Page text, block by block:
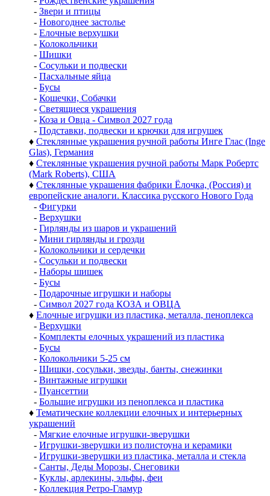
- Звери и птицы
- Новогоднее застолье
- Елочные верхушки
- Колокольчики
- Шишки
- Сосульки и подвески
- Пасхальные яйца
- Бусы
- Кошечки, Собачки
- Светящиеся украшения
- Коза и Овца - Символ 2027 года
- Подставки, подвески и крючки для игрушек
♦ Стеклянные украшения ручной работы Инге Глас (Inge
Glas), Германия
♦ Стеклянные украшения ручной работы Марк Робертс
(Mark Roberts), США
♦ Стеклянные украшения фабрики Ёлочка, (Россия) и
европейские аналоги. Классика русского Нового Года
- Фигурки
- Верхушки
- Гирлянды из шаров и украшений
- Мини гирлянды и грозди
- Колокольчики и сердечки
- Сосульки и подвески
- Наборы шишек
- Бусы
- Подарочные игрушки и наборы
- Символ 2027 года КОЗА и ОВЦА
♦ Елочные игрушки из пластика, металла, пеноплекса
- Верхушки
- Комплекты елочных украшений из пластика
- Бусы
- Колокольчики 5-25 см
- Шишки, сосульки, звезды, банты, снежинки
- Винтажные игрушки
- Пуансеттии
- Большие игрушки из пеноплекса и пластика
♦ Тематические коллекции елочных и интерьерных
украшений
- Мягкие елочные игрушки-зверушки
- Игрушки-зверушки из полистоуна и керамики
- Игрушки-зверушки из пластика, металла и стекла
- Санты, Деды Морозы, Снеговики
- Куклы, арлекины, эльфы, феи
- Коллекция Ретро-Гламур